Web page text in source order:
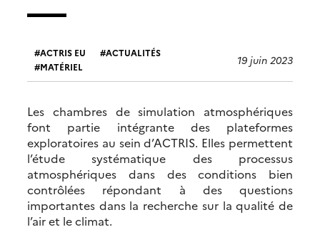
ACTRIS EU
ACTUALITÉS
MATÉRIEL
19 juin 2023
Les chambres de simulation atmosphériques
font partie intégrante des plateformes
exploratoires au sein d’ACTRIS. Elles permettent
l’étude systématique des processus
atmosphériques dans des conditions bien
contrôlées répondant à des questions
importantes dans la recherche sur la qualité de
l’air et le climat.